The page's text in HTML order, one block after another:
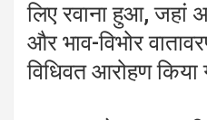
लिए रवाना हुआ, जहां
और भाव-विभोर
विधिवत आरोहण किया